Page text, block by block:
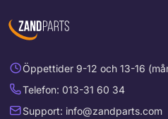
Öppettider 9-12 och 13-16
Telefon: 013-31 60 34
Support: info@zandparts.com